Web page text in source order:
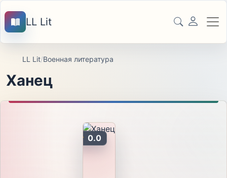
LL Lit
LL Lit/Военная литература
Ханец
0.0